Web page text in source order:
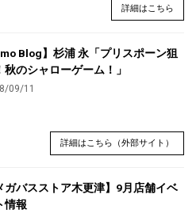
詳細はこちら
Blog】杉浦 永「プリスポーン狙
秋のシャローゲーム！」
09/11
詳細はこちら（外部サイト）
ガバスストア木更津】9月店舗イベ
情報